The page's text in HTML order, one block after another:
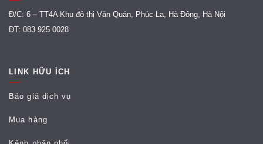
Đ/C: 6 – TT4A Khu đô thị Văn Quán, Phúc La, Hà Đông, Hà Nội
ĐT: 083 925 0028
LINK HỮU ÍCH
Báo giá dịch vụ
Mua hàng